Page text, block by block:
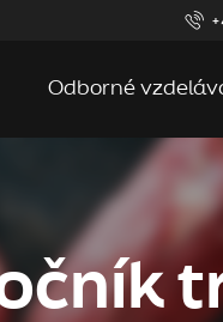
Odborné